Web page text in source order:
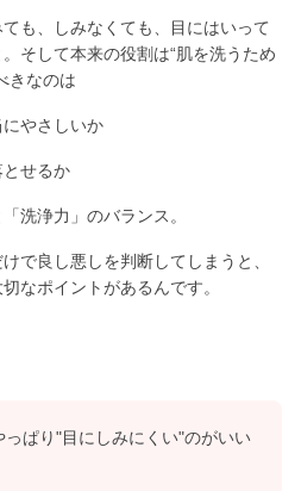
も、しみなくても、目にはいって
そして本来の役割は“肌を洗うため
きなのは
にやさしいか
とせるか
洗浄力」のバランス。
で良し悪しを判断してしまうと、
なポイントがあるんです。
ぱり"目にしみにくい"のがいい